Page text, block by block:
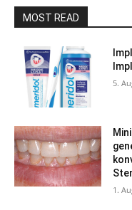
MOST READ
5.
1.